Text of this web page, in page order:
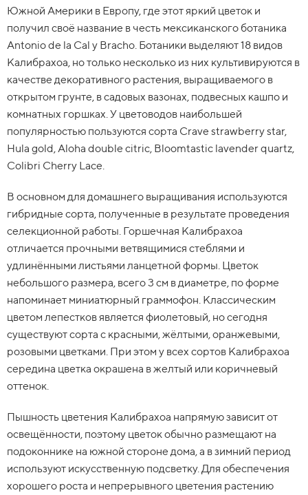
Южной Америки в Европу, где этот яркий цветок и
получил своё название в честь мексиканского ботаника
Antonio de la Cal y Bracho. Ботаники выделяют 18 видов
Калибрахоа, но только несколько из них культивируются в
качестве декоративного растения, выращиваемого в
открытом грунте, в садовых вазонах, подвесных кашпо и
комнатных горшках. У цветоводов наибольшей
популярностью пользуются сорта Crave strawberry star,
Hula gold, Aloha double citric, Bloomtastic lavender quartz,
Colibri Cherry Lace.
В основном для домашнего выращивания используются
гибридные сорта, полученные в результате проведения
селекционной работы. Горшечная Калибрахоа
отличается прочными ветвящимися стеблями и
удлинёнными листьями ланцетной формы. Цветок
небольшого размера, всего 3 см в диаметре, по форме
напоминает миниатюрный граммофон. Классическим
цветом лепестков является фиолетовый, но сегодня
существуют сорта с красными, жёлтыми, оранжевыми,
розовыми цветками. При этом у всех сортов Калибрахоа
середина цветка окрашена в желтый или коричневый
оттенок.
Пышность цветения Калибрахоа напрямую зависит от
освещённости, поэтому цветок обычно размещают на
подоконнике на южной стороне дома, а в зимний период
используют искусственную подсветку. Для обеспечения
хорошего роста и непрерывного цветения растению